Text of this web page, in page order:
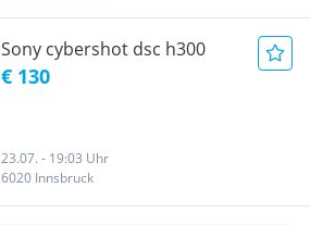
Sony cybershot dsc h300
€ 130
23.07. - 19:03 Uhr
6020 Innsbruck